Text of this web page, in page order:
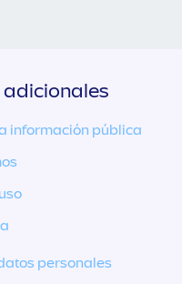
adicionales
información pública
personales